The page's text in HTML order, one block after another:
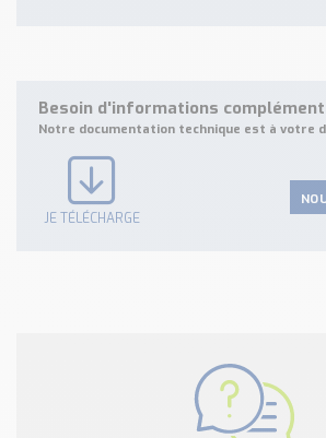
Besoin d'informations
Notre documentation technique est à votre
JE TÉLÉCHARGE